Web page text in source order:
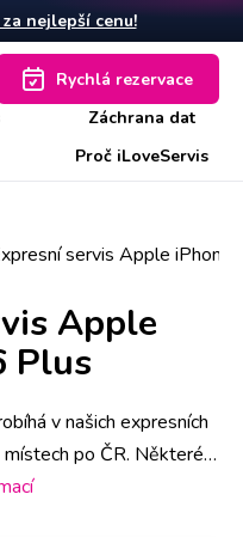
nejlepší cenu!
Záchrana dat
Proč iLoveServis
Rychlá rezervace
servis Apple iPhone
Apple
Plus
v našich expresních
po ČR. Některé
však zaberou i